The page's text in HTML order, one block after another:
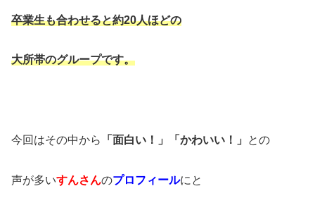
卒業生も合わせると約20人ほどの
大所帯のグループです。
今回はその中から 「面白い！」「かわいい！」 との
声が多いすんさんのプロフィールにと